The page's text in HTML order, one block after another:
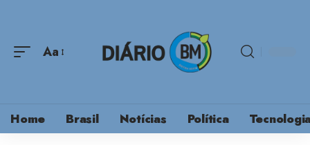
Aa
Home Brasil Notícias Política